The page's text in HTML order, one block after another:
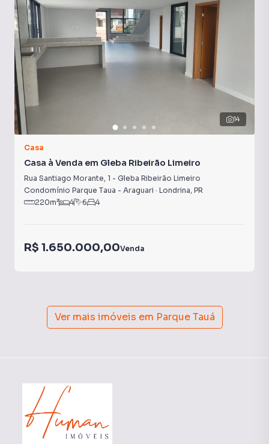
14
Casa
Casa à Venda em Gleba Ribeirão Limeiro
Rua Santiago Morante, 1 - Gleba Ribeirão Limeiro
Condomínio Parque Taua - Araguari · Londrina, PR
220m² 4 6 4
R$ 1.650.000,00Venda
Ver mais imóveis em Parque Tauá